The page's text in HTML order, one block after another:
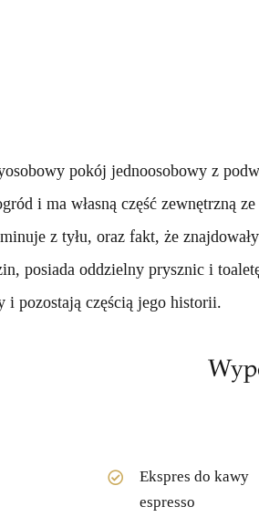
pokój jednoosobowy z
i ma własną część zewnętrzną
z tyłu, oraz fakt, że
posiada oddzielny prysznic i
i pozostają częścią jego historii.
Ekspres do kawy
espresso